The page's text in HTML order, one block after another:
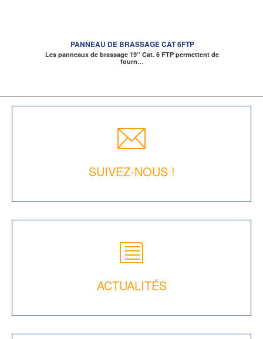
PANNEAU DE BRASSAGE CAT 6FTP
Les panneaux de brassage 19’’ Cat. 6 FTP permettent de
fourn…
SUIVEZ-NOUS !
ACTUALITÉS